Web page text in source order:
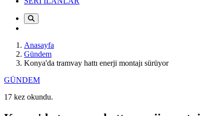
Anasayfa
Gündem
Konya'da tramvay hattı enerji montajı sürüyor
GÜNDEM
17 kez okundu.